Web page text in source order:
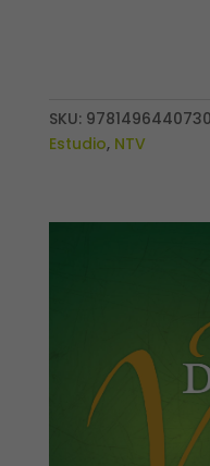
SKU: 9781496440730
Estudio, NTV